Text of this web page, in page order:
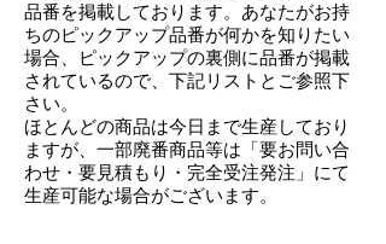
品番を掲載しております。あなたがお持
ちのピックアップ品番が何かを知りたい
場合、ピックアップの裏側に品番が掲載
されているので、下記リストとご参照下
さい。
ほとんどの商品は今日まで生産しており
ますが、一部廃番商品等は「要お問い合
わせ・要見積もり・完全受注発注」にて
生産可能な場合がございます。